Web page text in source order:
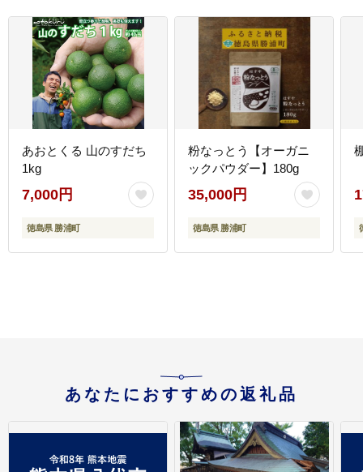
あおとくる 山のすだち
1kg
7,000円
徳島県 勝浦町
粉なっとう【オーガニ
ックパウダー】180g
35,000円
徳島県 勝浦町
あなたにおすすめの返礼品